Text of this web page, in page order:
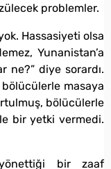
problemler.
Hassasiyeti olsa
Yunanistan’a
ne?” diye sorardı.
masaya
bölücülerle
bir yetki vermedi.
bir zaaf